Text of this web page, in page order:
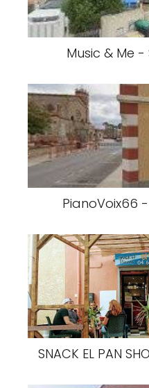
Music & Me
PianoVoix66
SNACK EL PAN